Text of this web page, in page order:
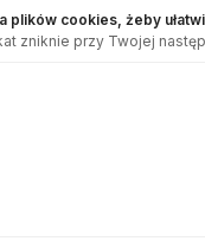
plików cookies, żeby
zniknie przy Twojej